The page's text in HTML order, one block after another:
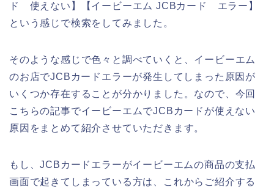
ド 使えない】【イービーエム JCBカード エラー】
という感じで検索をしてみました。
そのような感じで色々と調べていくと、イービーエム
のお店でJCBカードエラーが発生してしまった原因が
いくつか存在することが分かりました。なので、今回
こちらの記事でイービーエムでJCBカードが使えない
原因をまとめて紹介させていただきます。
もし、JCBカードエラーがイービーエムの商品の支払
画面で起きてしまっている方は、これからご紹介する